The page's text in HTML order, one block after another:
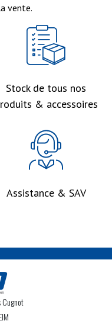
vente.
Stock de tous nos
& accessoires
Assistance & SAV
Cugnot